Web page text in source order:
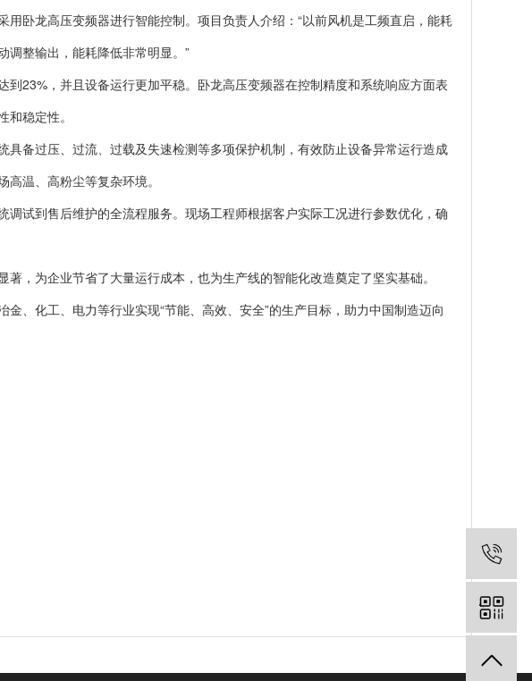
卧龙高压变频器进行智能控制。项目负责人介绍：“以前风机是工频直启，能耗
调整输出，能耗降低非常明显。”
23%，并且设备运行更加平稳。卧龙高压变频器在控制精度和系统响应方面表
稳定性。
备过压、过流、过载及失速检测等多项保护机制，有效防止设备异常运行造成
温、高粉尘等复杂环境。
试到售后维护的全流程服务。现场工程师根据客户实际工况进行参数优化，确
，为企业节省了大量运行成本，也为生产线的智能化改造奠定了坚实基础。
、化工、电力等行业实现“节能、高效、安全”的生产目标，助力中国制造迈向